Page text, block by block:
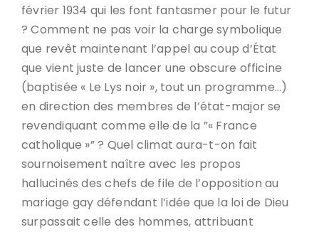
février 1934 qui les font fantasmer pour le futur
? Comment ne pas voir la charge symbolique
que revêt maintenant l’appel au coup d’État
que vient juste de lancer une obscure officine
(baptisée « Le Lys noir », tout un programme…)
en direction des membres de l’état-major se
revendiquant comme elle de la ”« France
catholique »” ? Quel climat aura-t-on fait
sournoisement naître avec les propos
hallucinés des chefs de file de l’opposition au
mariage gay défendant l’idée que la loi de Dieu
surpassait celle des hommes, attribuant